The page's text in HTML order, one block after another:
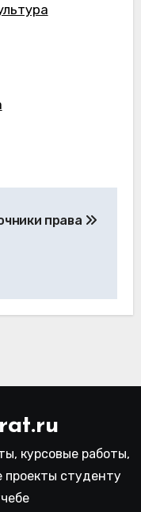
права
курсовые работы,
студенту